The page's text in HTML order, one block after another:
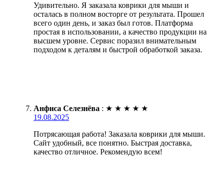
Удивительно. Я заказала коврики для мыши и
осталась в полном восторге от результата. Прошел
всего один день, и заказ был готов. Платформа
простая в использовании, а качество продукции на
высшем уровне. Сервис поразил внимательным
подходом к деталям и быстрой обработкой заказа.
Анфиса Селезнёва : ★ ★ ★ ★ ★
19.08.2025
Потрясающая работа! Заказала коврики для мыши.
Сайт удобный, все понятно. Быстрая доставка,
качество отличное. Рекомендую всем!